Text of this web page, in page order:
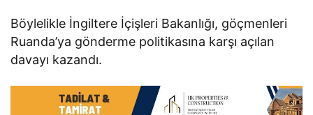
Böylelikle İngiltere İçişleri Bakanlığı, göçmenleri
Ruanda’ya gönderme politikasına karşı açılan
davayı kazandı.